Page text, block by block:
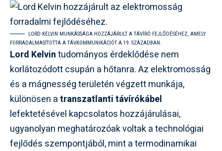
LORD KELVIN MUNKÁSSÁGA HOZZÁJÁRULT A TÁVÍRÓ FEJLŐDÉSÉHEZ, AMELY
FORRADALMASÍTOTTA A TÁVKOMMUNIKÁCIÓT A 19. SZÁZADBAN.
Lord Kelvintudományos érdeklődése nem
korlátozódott csupán a hőtanra. Az elektromosság
és a mágnesség területén végzett munkája,
különösen atranszatlanti távírókábel
lefektetésével kapcsolatos hozzájárulásai,
ugyanolyan meghatározóak voltak a technológiai
fejlődés szempontjából, mint a termodinamikai